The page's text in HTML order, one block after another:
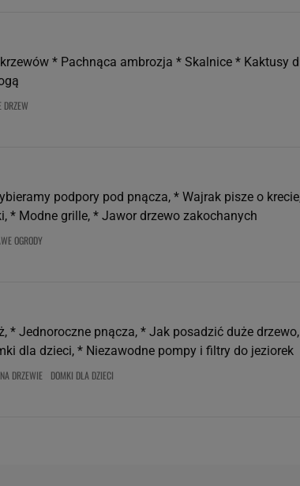
* Pachnąca ambrozja * Skalnice * Kaktusy
DRZEW
podpory pod pnącza, * Wajrak pisze o
* Modne grille, * Jawor drzewo zakochanych
OGRODY
* Jednoroczne pnącza, * Jak posadzić duże
dla dzieci, * Niezawodne pompy i filtry do jeziorek
DRZEWIE DOMKI DLA DZIECI